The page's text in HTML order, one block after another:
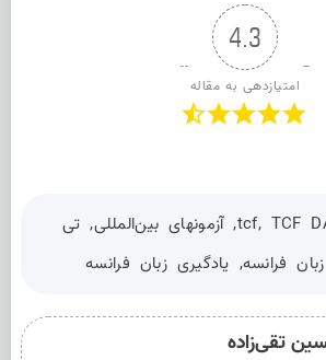
4.3
امتیازدهی به مقاله
tcf, TCF
,آزمونهای بین‌المللی, تی
زبان فرانسه, یادگیری زبان فرانسه
تقی‌زاده